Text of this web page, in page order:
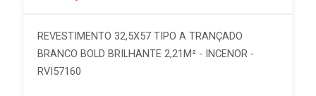
REVESTIMENTO 32,5X57 TIPO A TRANÇADO
BRANCO BOLD BRILHANTE 2,21M² - INCENOR -
RVI57160